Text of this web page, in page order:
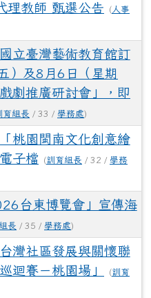
理教師 甄選公告
( 人事
立臺灣藝術教育館訂
）及8月6日（星期
劇推廣研討會」，即
育組長 / 33 / 學務處)
桃園閩南文化創意繪
子檔
(訓育組長 / 32 / 學務
台東博覽會」宣傳海
長 / 35 / 學務處)
灣社區發展與關懷聯
迴賽－桃園場」
(訓育